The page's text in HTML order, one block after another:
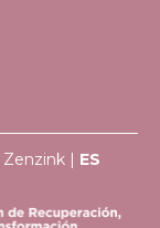
Zenzink | ES